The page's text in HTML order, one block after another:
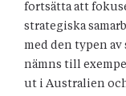
fortsätta att
strategiska
med den typen
nämns till
ut i Australien